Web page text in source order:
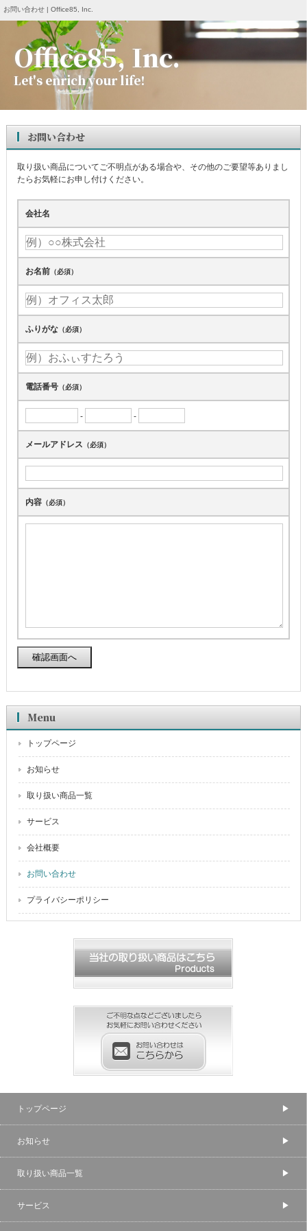
お問い合わせ | Office85, Inc.
Office85, Inc.
Let's enrich your life!
お問い合わせ
取り扱い商品についてご不明点がある場合や、その他のご要望等ありまし
たらお気軽にお申し付けください。
会社名
お名前（必須）
ふりがな（必須）
電話番号（必須）
- -
メールアドレス （必須）
内容（必須）
Menu
トップページ
お知らせ
取り扱い商品一覧
サービス
会社概要
お問い合わせ
プライバシーポリシー
トップページ
お知らせ
取り扱い商品一覧
サービス